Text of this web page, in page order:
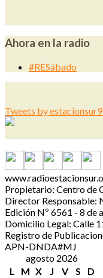
Ahora en la radio
#RESábado
Tweets by
Propietario: Centro de
Director Responsable:
Edición Nº 6561 - 8 de
Domicilio Legal: Calle
Registro de
APN-DNDA#MJ
agosto 2026
L
M X J V S D